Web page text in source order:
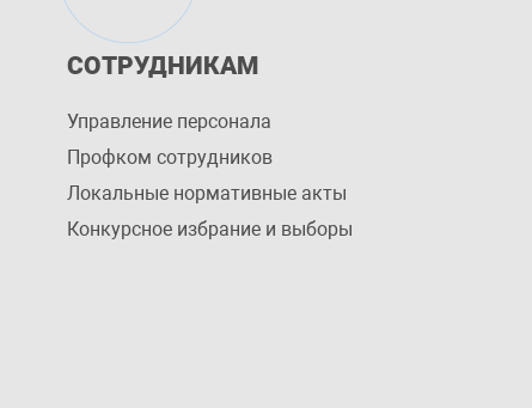
СОТРУДНИКАМ
Управление персоналa
Профком сотрудников
Локальные нормативные акты
Конкурсное избрание и выборы